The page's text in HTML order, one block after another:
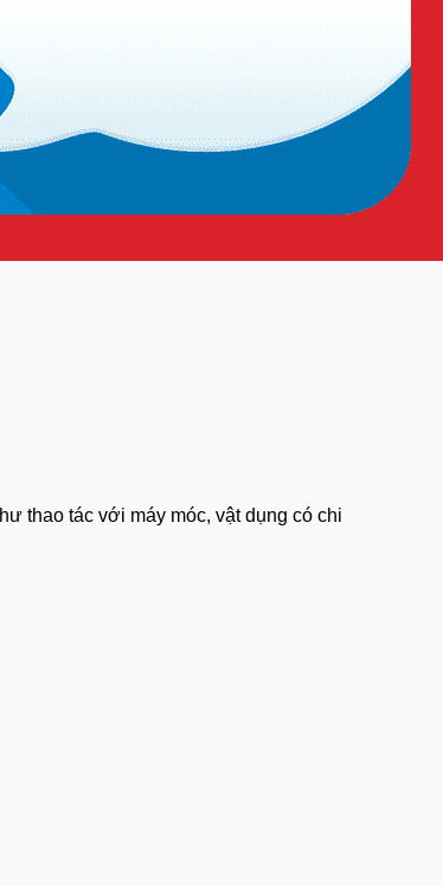
thao tác với máy móc, vật dụng có chi